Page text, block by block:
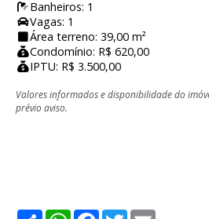
Banheiros: 1
Vagas: 1
Área terreno: 39,00 m²
Condomínio: R$ 620,00
IPTU: R$ 3.500,00
Valores informados e disponibilidade do
prévio aviso.